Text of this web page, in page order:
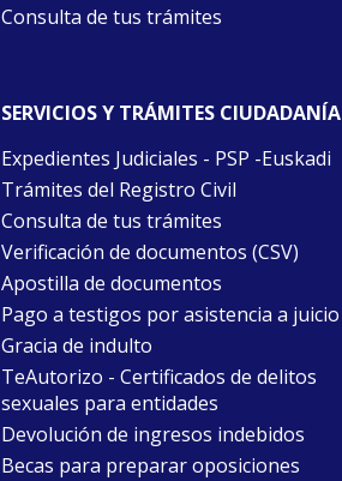
Consulta de tus trámites
SERVICIOS Y TRÁMITES CIUDADANÍA
Expedientes Judiciales - PSP -Euskadi
Trámites del Registro Civil
Consulta de tus trámites
Verificación de documentos (CSV)
Apostilla de documentos
Pago a testigos por asistencia a juicio
Gracia de indulto
TeAutorizo - Certificados de delitos
sexuales para entidades
Devolución de ingresos indebidos
Becas para preparar oposiciones